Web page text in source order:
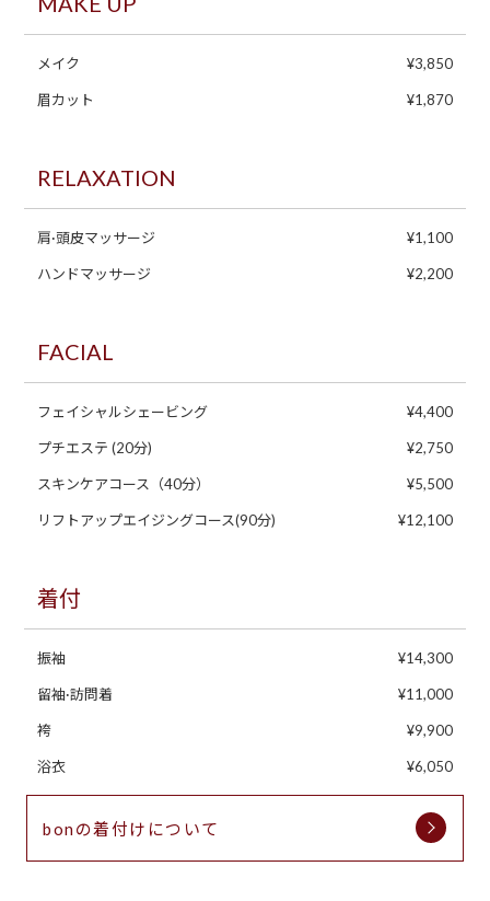
メイク ¥3,850
眉カット ¥1,870
RELAXATION
肩·頭皮マッサージ ¥1,100
ハンドマッサージ ¥2,200
FACIAL
フェイシャルシェービング ¥4,400
プチエステ (20分) ¥2,750
スキンケアコース（40分） ¥5,500
リフトアップエイジングコース(90分) ¥12,100
着付
振袖 ¥14,300
留袖·訪問着 ¥11,000
袴 ¥9,900
浴衣 ¥6,050
bonの着付けについて